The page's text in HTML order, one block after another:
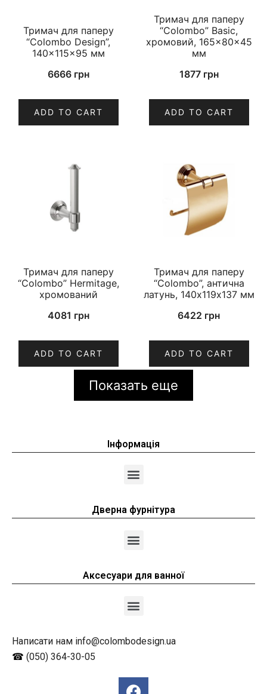
Тримач для паперу
“Colombo Design”,
140×115×95 мм
6666 грн
ADD TO CART
Тримач для паперу
“Colombo” Basic,
хромовий, 165×80×45
мм
1877 грн
ADD TO CART
Тримач для паперу
“Colombo” Hermitage,
хромований
4081 грн
ADD TO CART
Тримач для паперу
“Colombo”, антична
латунь, 140х119х137 мм
6422 грн
ADD TO CART
Показать еще
Інформація
Дверна фурнітура
Аксесуари для ванної
Написати нам info@colombodesign.ua
☎ (050) 364-30-05